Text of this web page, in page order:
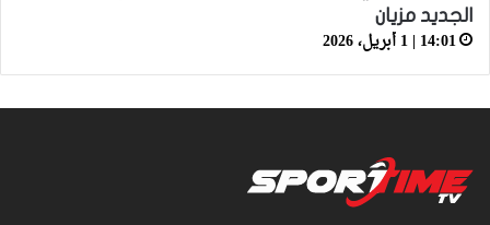
الجديد مزيان
14:01 | 1 أبريل، 2026